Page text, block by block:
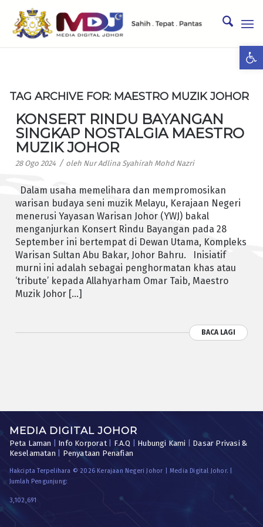
TAG ARCHIVE FOR: MAESTRO MUZIK JOHOR
KONSERT RINDU BAYANGAN
SINGKAP NOSTALGIA MAESTRO
MUZIK JOHOR
28 Ogo 2024 / oleh Nur Adlina Syahirah Mohd Nazri
Dalam usaha memelihara dan mempromosikan
warisan budaya seni muzik Melayu, Kerajaan Negeri
menerusi Yayasan Warisan Johor (YWJ) bakal
menganjurkan Konsert Rindu Bayangan pada 28
September ini bertempat di Dewan Utama, Kompleks
Warisan Sultan Abu Bakar, Johor Bahru. Inisiatif
murni ini adalah sebagai penghormatan khas atau
‘tribute’ kepada Allahyarham Omar Taib, Maestro
Muzik Johor […]
BACA LAGI
MEDIA DIGITAL JOHOR
Peta Laman Info Korporat| F.A.Q Hubungi Kami
Dasar Privasi &
Keselamatan
Penyataan Penafian
Hakcipta Terpelihara © 2026 Kerajaan Negeri Johor | Media Digital Johor. |
Jumlah Pengunjung:
3,102,691